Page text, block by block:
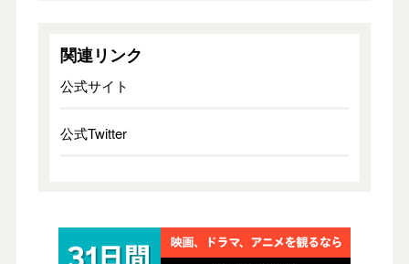
関連リンク
公式サイト
公式Twitter